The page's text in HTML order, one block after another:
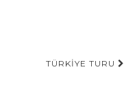
TÜRKIYE TURU